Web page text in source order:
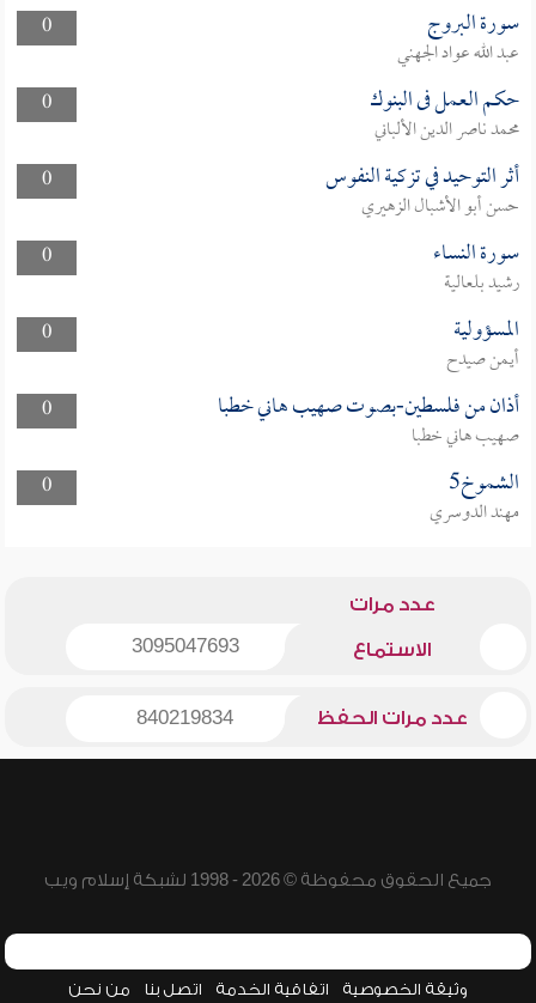
0 سورة البروج
عبد الله عواد الجهني
0
حكم العمل فى البنوك
محمد ناصر الدين الألباني
0
أثر التوحيد في تزكية النفوس
حسن أبو الأشبال الزهيري
0
سورة النساء
رشيد بلعالية
0
المسؤولية
أيمن صيدح
0
أذان من فلسطين-بصوت صهيب هاني خطبا
صهيب هاني خطبا
0
الشموخ5
مهند الدوسري
عدد مرات
الاستماع 3095047693
عدد مرات الحفظ 840219834
جميع الحقوق محفوظة © 2026 - 1998 لشبكة إسلام ويب
وثيقة الخصوصية اتفاقية الخدمة اتصل بنا من نحن